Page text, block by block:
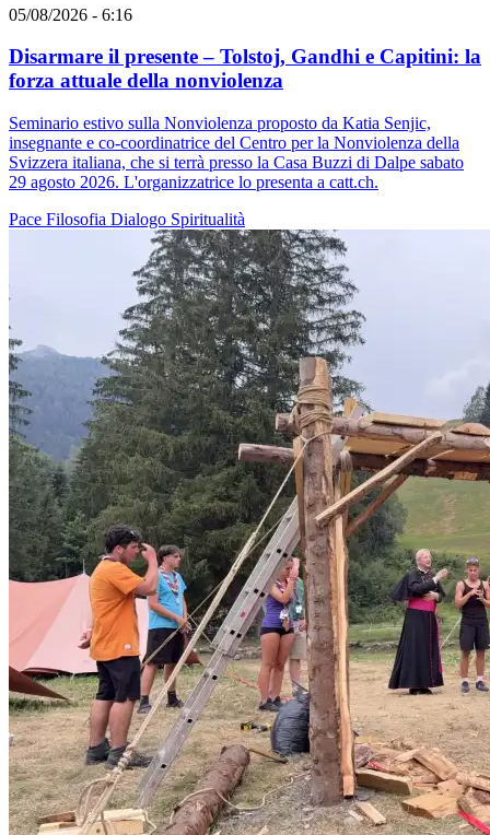
05/08/2026 - 6:16
Disarmare il presente – Tolstoj, Gandhi e Capitini: la
forza attuale della nonviolenza
Seminario estivo sulla Nonviolenza proposto da Katia Senjic,
insegnante e co-coordinatrice del Centro per la Nonviolenza della
Svizzera italiana, che si terrà presso la Casa Buzzi di Dalpe sabato
29 agosto 2026. L'organizzatrice lo presenta a catt.ch.
Pace Filosofia Dialogo Spiritualità